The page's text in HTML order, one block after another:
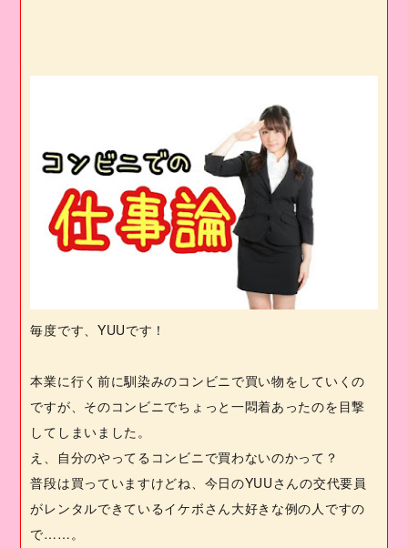
毎度です、 YUUです！
本業に行く前に馴染みのコンビニで買い物をしていくの
ですが、そのコンビニでちょっと一悶着あったのを目撃
してしまいました。
え、自分のやってるコンビニで買わないのかって？
普段は買っていますけどね、今日のYUUさんの交代要員
がレンタルできているイケボさん大好きな例の人ですの
で……。